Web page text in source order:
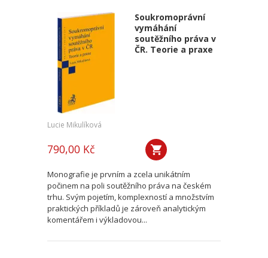
Soukromoprávní
vymáhání
soutěžního práva v
ČR. Teorie a praxe
Lucie Mikulíková
790,00 Kč
Monografie je prvním a zcela unikátním
počinem na poli soutěžního práva na českém
trhu. Svým pojetím, komplexností a množstvím
praktických příkladů je zároveň analytickým
komentářem i výkladovou...